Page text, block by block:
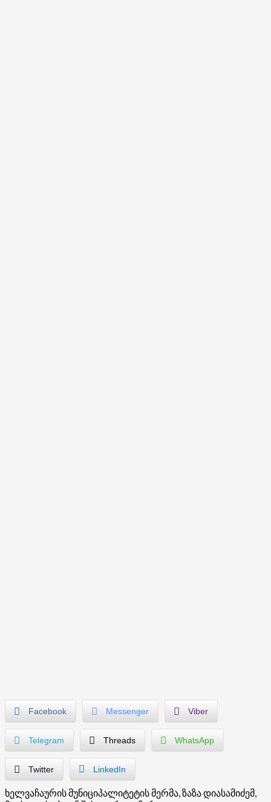
Facebook Messenger Viber
Telegram Threads WhatsApp
Twitter LinkedIn
ხელვაჩაურის მუნიციპალიტეტის მერმა, ზაზა დიასამიძემ,